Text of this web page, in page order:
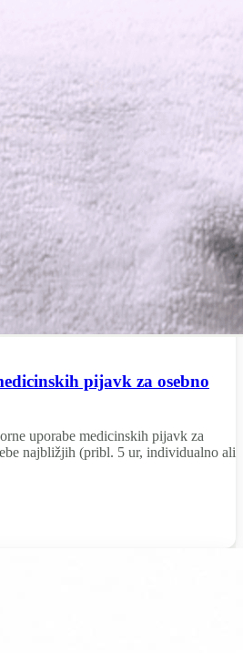
pijavk za osebno
uporabe medicinskih pijavk za
najbližjih (pribl. 5 ur, individualno ali